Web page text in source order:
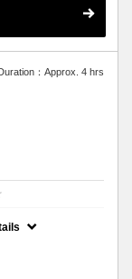
：Approx. 4 hrs